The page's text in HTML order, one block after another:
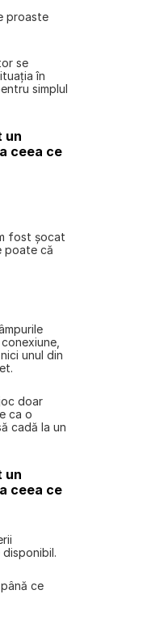
proaste
se
în
simplul
un
ceea ce
fost şocat
poate că
unul din
doar
ca o
cadă la un
un
ceea ce
ce